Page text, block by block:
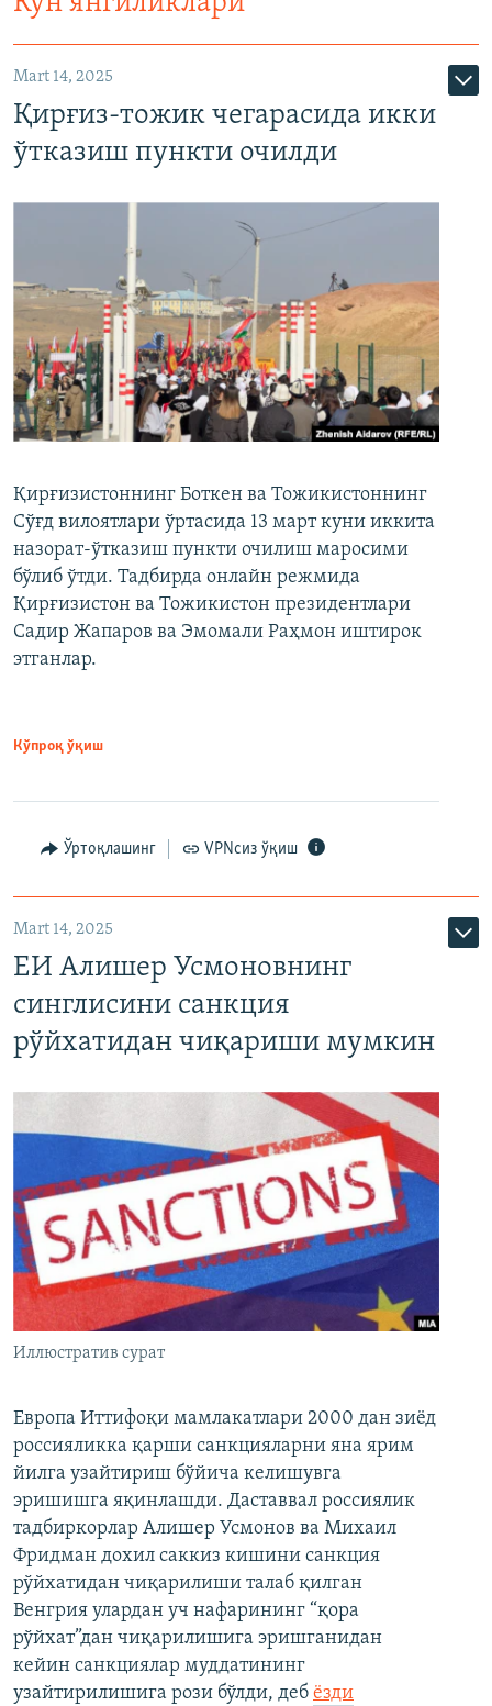
Mart 14, 2025
Қирғиз-тожик чегарасида икки
ўтказиш пункти очилди
Қирғизистоннинг Боткен ва Тожикистоннинг
Сўғд вилоятлари ўртасида 13 март куни иккита
назорат-ўтказиш пункти очилиш маросими
бўлиб ўтди. Тадбирда онлайн режмида
Қирғизистон ва Тожикистон президентлари
Садир Жапаров ва Эмомали Раҳмон иштирок
этганлар.
Кўпроқ ўқиш
Ўртоқлашинг VPNсиз ўқиш
Mart 14, 2025
ЕИ Алишер Усмоновнинг
синглисини санкция
рўйхатидан чиқариши мумкин
Иллюстратив сурат
Европа Иттифоқи мамлакатлари 2000 дан зиёд
россияликка қарши санкцияларни яна ярим
йилга узайтириш бўйича келишувга
эришишга яқинлашди. Даставвал россиялик
тадбиркорлар Алишер Усмонов ва Михаил
Фридман дохил саккиз кишини санкция
рўйхатидан чиқарилиши талаб қилган
Венгрия улардан уч нафарининг “қора
рўйхат”дан чиқарилишига эришганидан
кейин санкциялар муддатининг
узайтирилишига рози бўлди, деб ёзди